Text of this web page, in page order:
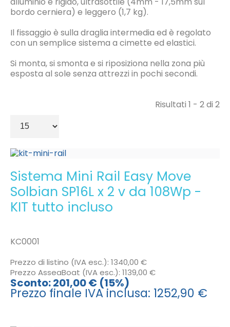
bordo cerniera) e leggero (1,7 kg).
Il fissaggio è sulla draglia intermedia ed è regolato
con un semplice sistema a cimette ed elastici.
Si monta, si smonta e si riposiziona nella zona più
esposta al sole senza attrezzi in pochi secondi.
Risultati 1 - 2 di 2
Sistema Mini Rail Easy Move
Solbian SP16L x 2 v da 108Wp -
KIT tutto incluso
KC0001
Prezzo di listino (IVA esc.): 1340,00 €
Prezzo AsseaBoat (IVA esc.): 1139,00 €
Sconto:201,00 € (15%)
Prezzo finale IVA inclusa: 1252,90 €